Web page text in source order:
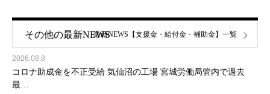
その他の最新NEWS
2026.08.8
コロナ助成金を不正受給 気仙沼の工場 宮城労働局管内で過去
最…
最新NEWS【支援金・給付金・補助金】一覧